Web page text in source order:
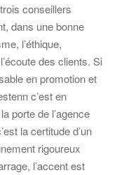
conseillers
dans une bonne
l’éthique,
des clients. Si
en promotion et
c’est en
porte de l’agence
la certitude d’un
rigoureux
l’accent est